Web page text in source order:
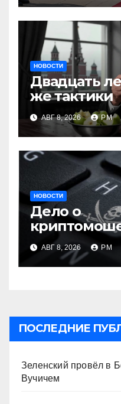
НОВОСТИ
Двадцать
же тактики
АВГ 8, 2026 РМ
НОВОСТИ
Дело о
терроризму
АВГ 8, 2026 РМ
ПОСЛЕДНИЕ
Зеленский провёл в
Вучичем